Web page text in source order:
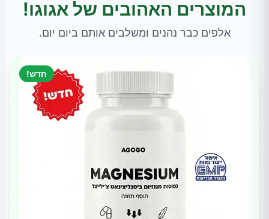
המוצרים האהובים של אגוגו!
אלפים כבר נהנים ומשלבים אותם ביום יום.
חדש!